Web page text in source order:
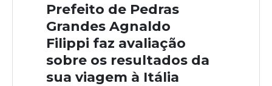
Prefeito de Pedras
Grandes Agnaldo
Filippi faz avaliação
sobre os resultados da
sua viagem à Itália